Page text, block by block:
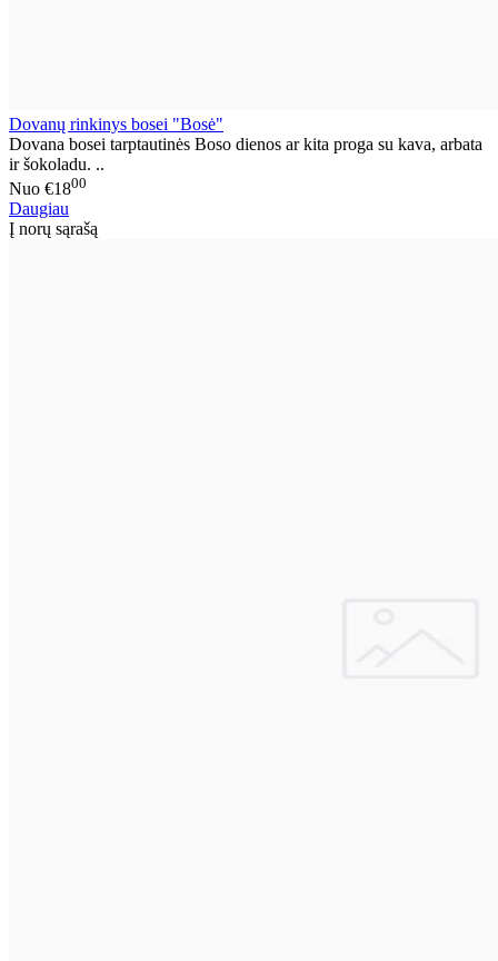
Dovanų rinkinys bosei "Bosė"
Dovana bosei tarptautinės Boso dienos ar kita proga su kava, arbata
ir šokoladu. ..
Nuo €1800
Daugiau
Į norų sąrašą